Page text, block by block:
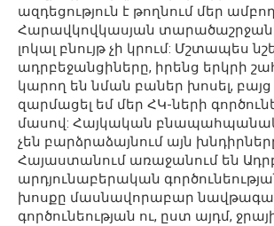
ազդեցություն է թողնում մեր
Հարավկովկասյան
լոկալ բնույթ չի կրում: Մշտապես
ադրբեջանցիները, իրենց երկրի
կարող են նման բաներ խոսել,
զարմացել եմ մեր ՀԿ-ների
մասով: Հայկական
չեն բարձրաձայնում այն
Հայաստանում առաջանում են
արդյունաբերական
խոսքը մասնավորաբար
գործունեության ու, ըստ այդմ,